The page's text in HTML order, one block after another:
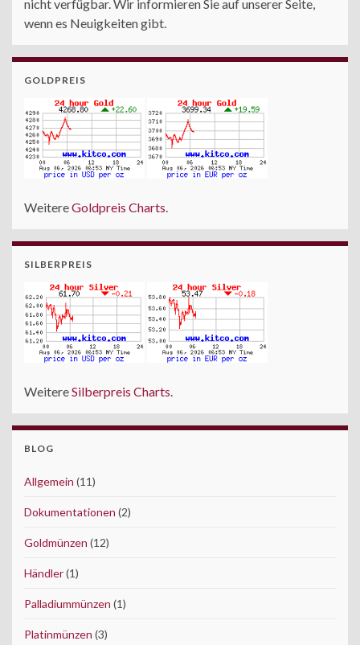
nicht verfügbar. Wir informieren Sie auf unserer Seite,
wenn es Neuigkeiten gibt.
GOLDPREIS
WeitereGoldpreis Charts.
SILBERPREIS
WeitereSilberpreis Charts.
BLOG
Allgemein (11)
Dokumentationen (2)
Goldmünzen (12)
Händler(1)
Palladiummünzen (1)
Platinmünzen (3)